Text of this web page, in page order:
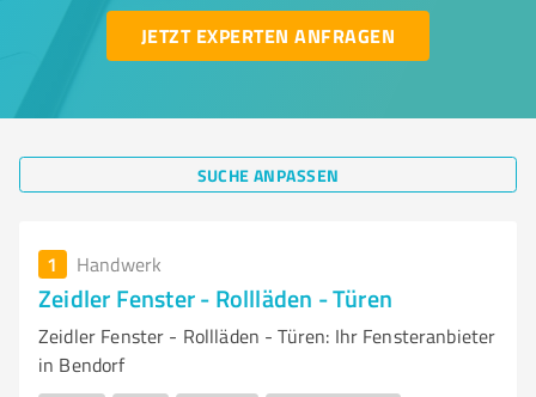
JETZT EXPERTEN ANFRAGEN
SUCHE ANPASSEN
1 Handwerk
Zeidler Fenster - Rollläden - Türen
Zeidler Fenster - Rollläden - Türen: Ihr Fensteranbieter
in Bendorf